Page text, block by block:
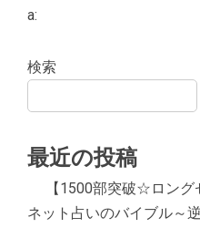
a:
検索
最近の投稿
【1500部突破☆ロン
ネット占いのバイブル～